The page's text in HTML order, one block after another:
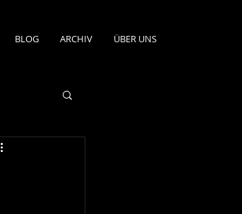
BLOG ARCHIV ÜBER UNS